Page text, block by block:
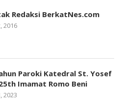
Redaksi BerkatNes.com
2016
Paroki Katedral St. Yosef
Imamat Romo Beni
2023